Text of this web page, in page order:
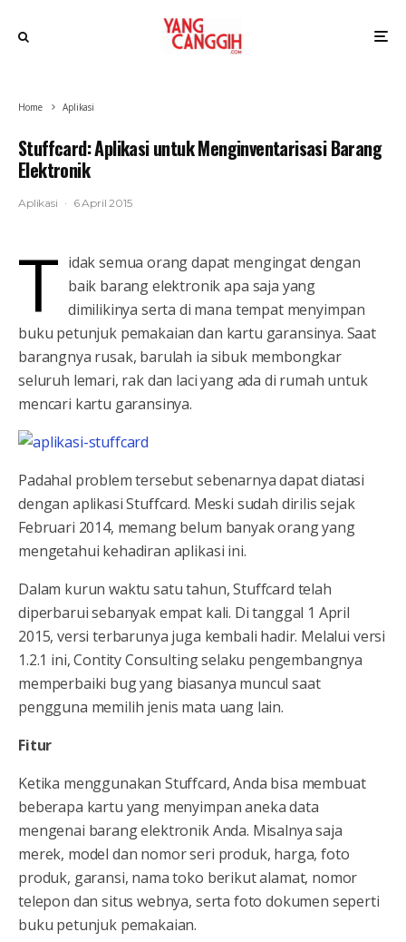
Home Aplikasi
Stuffcard: Aplikasi untuk Menginventarisasi Barang
Elektronik
Aplikasi · 6 April 2015
T idak semua orang dapat mengingat dengan
baik barang elektronik apa saja yang
dimilikinya serta di mana tempat menyimpan
buku petunjuk pemakaian dan kartu garansinya. Saat
barangnya rusak, barulah ia sibuk membongkar
seluruh lemari, rak dan laci yang ada di rumah untuk
mencari kartu garansinya.
Padahal problem tersebut sebenarnya dapat diatasi
dengan aplikasi Stuffcard. Meski sudah dirilis sejak
Februari 2014, memang belum banyak orang yang
mengetahui kehadiran aplikasi ini.
Dalam kurun waktu satu tahun, Stuffcard telah
diperbarui sebanyak empat kali. Di tanggal 1 April
2015, versi terbarunya juga kembali hadir. Melalui versi
1.2.1 ini, Contity Consulting selaku pengembangnya
memperbaiki bug yang biasanya muncul saat
pengguna memilih jenis mata uang lain.
Fitur
Ketika menggunakan Stuffcard, Anda bisa membuat
beberapa kartu yang menyimpan aneka data
mengenai barang elektronik Anda. Misalnya saja
merek, model dan nomor seri produk, harga, foto
produk, garansi, nama toko berikut alamat, nomor
telepon dan situs webnya, serta foto dokumen seperti
buku petunjuk pemakaian.